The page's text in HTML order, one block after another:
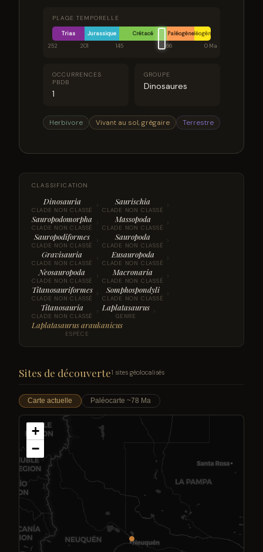
PLAGE TEMPORELLE
Trias Jurassique Crétacé PaléogèneNéogène
252
201 145 66 0 Ma
OCCURRENCES
PBDB
1
GROUPE
Dinosaures
Herbivore Vivant au sol, grégaire Terrestre
CLASSIFICATION
Dinosauria
CLADE NON CLASSÉ › Saurischia
CLADE NON CLASSÉ ›
Sauropodomorpha
CLADE NON CLASSÉ › Massopoda
CLADE NON CLASSÉ ›
Sauropodiformes
CLADE NON CLASSÉ › Sauropoda
CLADE NON CLASSÉ ›
Gravisauria
CLADE NON CLASSÉ › Eusauropoda
CLADE NON CLASSÉ ›
Neosauropoda
CLADE NON CLASSÉ › Macronaria
CLADE NON CLASSÉ ›
Titanosauriformes
CLADE NON CLASSÉ › Somphospondyli
CLADE NON CLASSÉ ›
Titanosauria
CLADE NON CLASSÉ › Laplatasaurus
GENRE ›
Laplatasaurus araukanicus
ESPÈCE
Sites de découverte1 sites géolocalisés
Carte actuelle Paléocarte ~78 Ma
+
−